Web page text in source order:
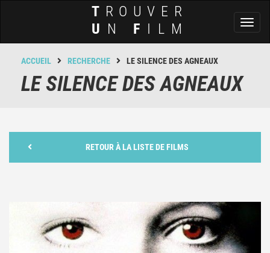
T ROUVER
U N F ILM
ACCUEIL RECHERCHE LE SILENCE DES AGNEAUX
LE SILENCE DES AGNEAUX
RETOUR À LA LISTE DE FILMS